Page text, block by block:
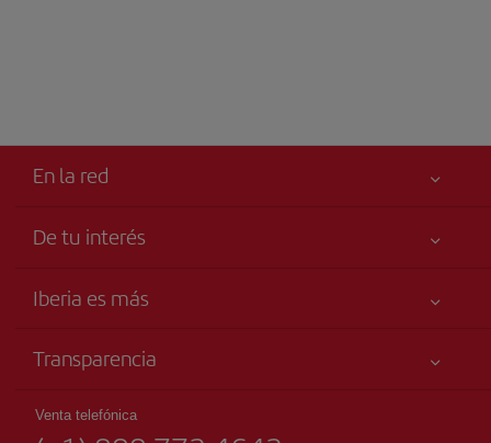
En la red
De tu interés
Accesibilidad
Mapa del sitio
Iberia es más
Grupo Iberia
Accionistas e Inversores
Nuestras Alianzas
Transparencia
Venta telefónica